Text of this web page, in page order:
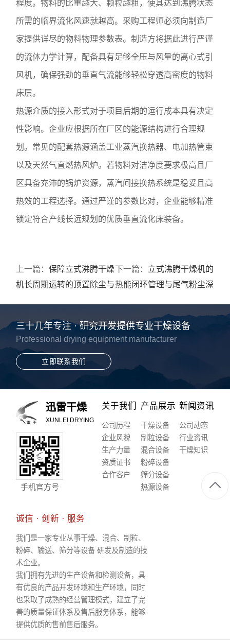
程度。物料的比重越大、颗粒越粗，使其达到沸腾状态
所需的临界流化风速就越高。采购工程师必须向制造厂
家提供详尽的物料物理参数表。制造方将据此进行严谨
的流体力学计算，配备具有足够全压与风量的离心式引
风机，确保强劲的垂直气流能够轻松穿透高密度的物料
床层。
热源介质的接入形式对于项目后期的运行成本具有决定
性影响。企业应根据所在厂区的能源结构进行合理规
划。常见的配套热源涵盖工业蒸汽换热器、电加热管束
以及天然气直燃热风炉。若物料对洁净度要求极高且厂
区具备充沛的锅炉资源，蒸汽间接换热系统是稳妥且高
热效的工程选择。通过严谨的参数比对，企业能够精准
锁定符合产线长远规划的优质垂直流化床装备。
上一篇：保障立式沸腾干燥
机长周期运转的顶置除尘与
下一篇： 立式沸腾干燥机的
热能闭环管理与尾气粉尘深
三十几年专注 · 研究开发提供专业干燥设备
Professional drying equipment manufacturer
立即联系我们
迅雷干燥
XUNLEI DRYING
手机官方号
关于我们
公司历程
企业风貌
生产力量
资质证书
合作客户
产品展示
干燥设备
制粒设备
混合设备
粉碎设备
筛分设备
热源设备
新闻资讯
公司动态
行业资讯
干燥知识
诚信 · 创新 · 服务
我们是一家专业从事干燥、混合、制粒、
粉碎、输送、筛分等设备 研发及制造的技
术企业。
我们拥有先进的生产设备和检测设备，具
有优良的产品开发环境和生产环境，同时
也采取了成熟的经营管理模式，建立了完
善的质量保证体系及售后服务体系，能够
提供优质的售前售后服务。